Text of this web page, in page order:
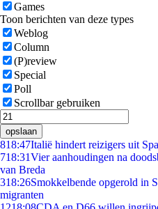
Games
Toon berichten van deze types
Weblog
Column
(P)review
Special
Poll
Scrollbar gebruiken
opslaan
818:47Italië hindert reizigers uit
718:31Vier aanhoudingen na
van Breda
318:26Smokkelbende opgerold in
migranten